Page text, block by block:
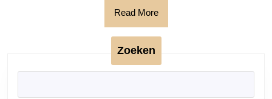
Read MoreRead
More
Zoeken